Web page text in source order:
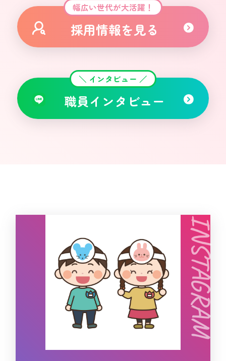
幅広い世代が大活躍！
採用情報を見る
＼ インタビュー ／
職員インタビュー
INSTAGRAM